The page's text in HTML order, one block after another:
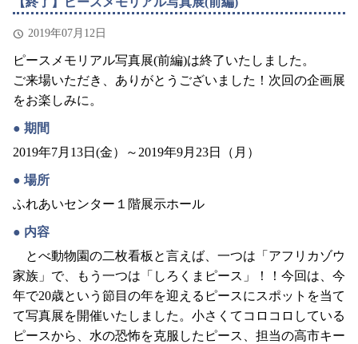
2019年07月12日
ピースメモリアル写真展(前編)は終了いたしました。
ご来場いただき、ありがとうございました！次回の企画展
をお楽しみに。
期間
2019年7月13日(金）～2019年9月23日（月）
場所
ふれあいセンター１階展示ホール
内容
とべ動物園の二枚看板と言えば、一つは「アフリカゾウ
家族」で、もう一つは「しろくまピース」！！今回は、今
年で20歳という節目の年を迎えるピースにスポットを当て
て写真展を開催いたしました。小さくてコロコロしている
ピースから、水の恐怖を克服したピース、担当の高市キー